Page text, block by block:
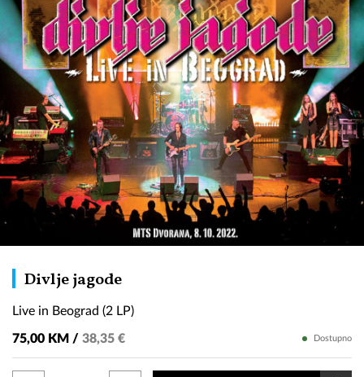
Divlje jagodeLive
in
Beograd
(2
LP)
Live in Beograd (2 LP)
75,00 KM / 38,35 € Dostupno